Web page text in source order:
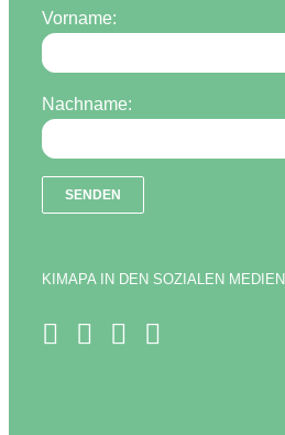
Vorname:
Nachname:
KIMAPA IN DEN SOZIALEN MEDIEN